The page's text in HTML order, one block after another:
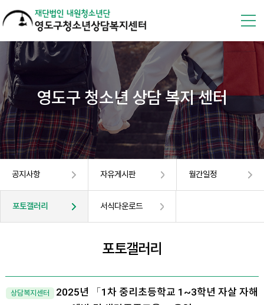
영도구 청소년 상담 복지 센터
공지사항 자유게시판 월간일정
포토갤러리 서식다운로드
포토갤러리
상담복지센터
2025년 「1차 중리초등학교 1~3학년 자살 자해